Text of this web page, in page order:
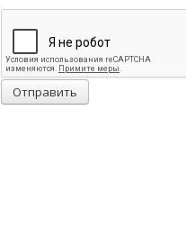
Отправить